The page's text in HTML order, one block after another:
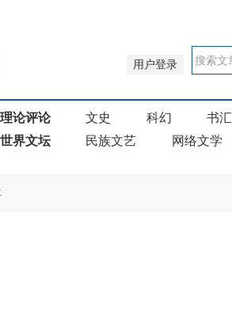
用户登录
理论评论 文史 科幻 书汇
世界文坛
民族文艺 网络文学